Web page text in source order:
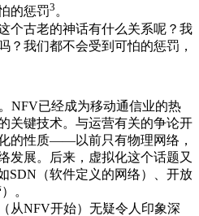
的惩罚3。
个古老的神话有什么关系呢？我
？我们都不会受到可怕的惩罚，
NFV已经成为移动通信业的热
关键技术。与运营有关的争论开
的性质——以前只有物理网络，
发展。后来，虚拟化这个话题又
SDN（软件定义的网络）、开放
。
从NFV开始）无疑令人印象深